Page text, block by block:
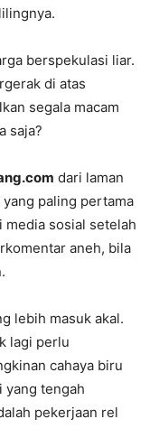
berspekulasi liar.
di atas
segala macam
saja?
dari laman
paling pertama
media sosial setelah
aneh, bila
lebih masuk akal.
lagi perlu
cahaya biru
yang tengah
pekerjaan rel